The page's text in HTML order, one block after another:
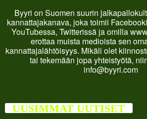
Byyri on Suomen suurin
kannattajakanava, joka toimii
YouTubessa, Twitterissä ja omilla
erottaa muista medioista sen
kannattajalähtöisyys. Mikäli olet
tai tekemään jopa yhteistyötä,
info@byyri.com
UUSIMMAT UUTISET